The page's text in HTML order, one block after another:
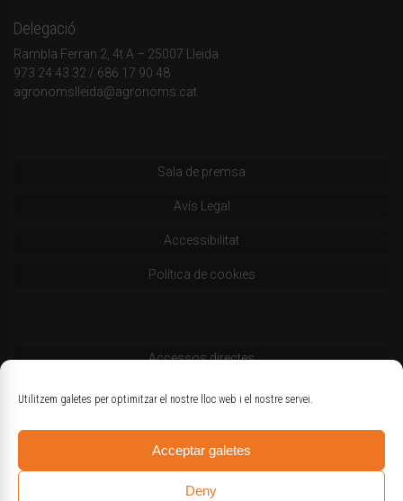
Utilitzem galetes per optimitzar el nostre lloc web i el nostre servei.
Acceptar galetes
Deny
Delegació
Rambla Ferran 2, 4t A – 25007 Lleida
973 24 43 32 / 686 17 90 48
agronomslleida@agronoms.cat
Sala de premsa
Avís Legal
Accessibilitat
Política de cookies
Accessos directes
Codi deontològic
Logotips oficials